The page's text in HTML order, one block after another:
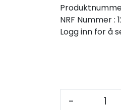
NRF Nummer :
Logg inn for å
-